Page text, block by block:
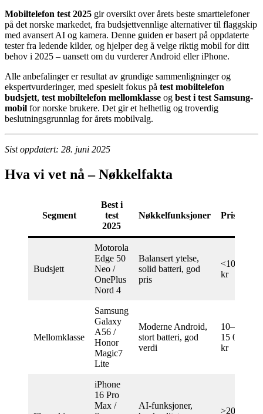
Mobiltelefon test 2025 gir oversikt over årets beste smarttelefoner
på det norske markedet, fra budsjettvennlige alternativer til flaggskip
med avansert AI og kamera. Denne guiden er basert på oppdaterte
tester fra ledende kilder, og hjelper deg å velge riktig mobil for ditt
behov i 2025 – uansett om du vurderer Android eller iPhone.
Alle anbefalinger er resultat av grundige sammenligninger og
ekspertvurderinger, med spesielt fokus på test mobiltelefon
budsjett, test mobiltelefon mellomklasse og best i test Samsung-
mobil for norske brukere. Det gir et helhetlig og troverdig
beslutningsgrunnlag for årets mobilvalg.
Sist oppdatert: 28. juni 2025
Hva vi vet nå – Nøkkelfakta
Segment
Best i
test
2025
Nøkkelfunksjoner Prisnivå
Budsjett
Motorola
Edge 50
Neo /
OnePlus
Nord 4
Balansert ytelse,
solid batteri, god
pris
<10 000
kr
Mellomklasse
Samsung
Galaxy
A56 /
Honor
Magic7
Lite
Moderne Android,
stort batteri, god
verdi
10–
15 000
kr
iPhone
16 Pro
Max /
AI-funksjoner,
>20 000